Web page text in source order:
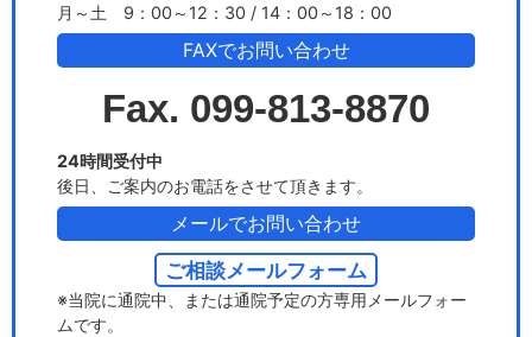
月～土 9：00～12：30 / 14：00～18：00
FAXでお問い合わせ
Fax. 099-813-8870
24時間受付中
後日、ご案内のお電話をさせて頂きます。
メールでお問い合わせ
ご相談メールフォーム
※当院に通院中、または通院予定の方専用メールフォー
ムです。